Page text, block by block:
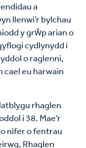
a
llenwi’r bylchau
y grŵp arian o
cydlynydd i
o raglenni,
cael eu harwain
rhaglen
i 38. Mae’r
nifer o fentrau
Rhaglen